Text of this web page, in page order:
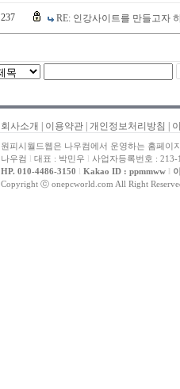
237 RE: 인강사이트를 만들고자
회사소개 이용약관 개인정보처리방침
원피시월드웹은 나우컴에서 운영하는 홈페이
나우컴 l 대표 : 박민우 l 사업자등록번호 :
HP. 010-4486-3150 l Kakao ID : ppmmww l
Copyright ⓒ onepcworld.com All Right